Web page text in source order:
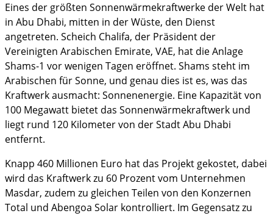
Eines der größten Sonnenwärmekraftwerke der Welt hat
in Abu Dhabi, mitten in der Wüste, den Dienst
angetreten. Scheich Chalifa, der Präsident der
Vereinigten Arabischen Emirate, VAE, hat die Anlage
Shams-1 vor wenigen Tagen eröffnet. Shams steht im
Arabischen für Sonne, und genau dies ist es, was das
Kraftwerk ausmacht: Sonnenenergie. Eine Kapazität von
100 Megawatt bietet das Sonnenwärmekraftwerk und
liegt rund 120 Kilometer von der Stadt Abu Dhabi
entfernt.
Knapp 460 Millionen Euro hat das Projekt gekostet, dabei
wird das Kraftwerk zu 60 Prozent vom Unternehmen
Masdar, zudem zu gleichen Teilen von den Konzernen
Total und Abengoa Solar kontrolliert. Im Gegensatz zu